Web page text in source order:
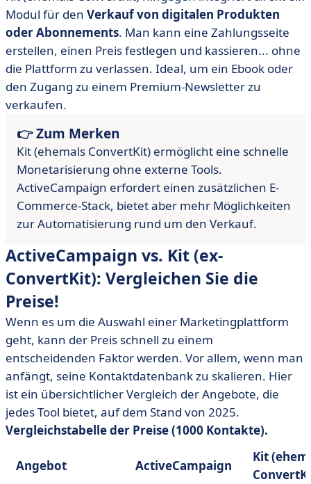
Modul für den Verkauf von digitalen Produkten
oder Abonnements. Man kann eine Zahlungsseite
erstellen, einen Preis festlegen und kassieren... ohne
die Plattform zu verlassen. Ideal, um ein Ebook oder
den Zugang zu einem Premium-Newsletter zu
verkaufen.
👉 Zum Merken
Kit (ehemals ConvertKit) ermöglicht eine schnelle
Monetarisierung ohne externe Tools.
ActiveCampaign erfordert einen zusätzlichen E-
Commerce-Stack, bietet aber mehr Möglichkeiten
zur Automatisierung rund um den Verkauf.
ActiveCampaign vs. Kit (ex-
ConvertKit): Vergleichen Sie die
Preise!
Wenn es um die Auswahl einer Marketingplattform
geht, kann der Preis schnell zu einem
entscheidenden Faktor werden. Vor allem, wenn man
anfängt, seine Kontaktdatenbank zu skalieren. Hier
ist ein übersichtlicher Vergleich der Angebote, die
jedes Tool bietet, auf dem Stand von 2025.
Vergleichstabelle der Preise (1000 Kontakte).
Angebot ActiveCampaign
Kit